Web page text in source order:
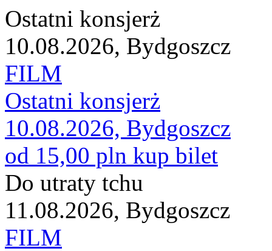
Ostatni konsjerż
10.08.2026, Bydgoszcz
FILM
Ostatni konsjerż
10.08.2026, Bydgoszcz
od 15,00 pln kup bilet
Do utraty tchu
11.08.2026, Bydgoszcz
FILM